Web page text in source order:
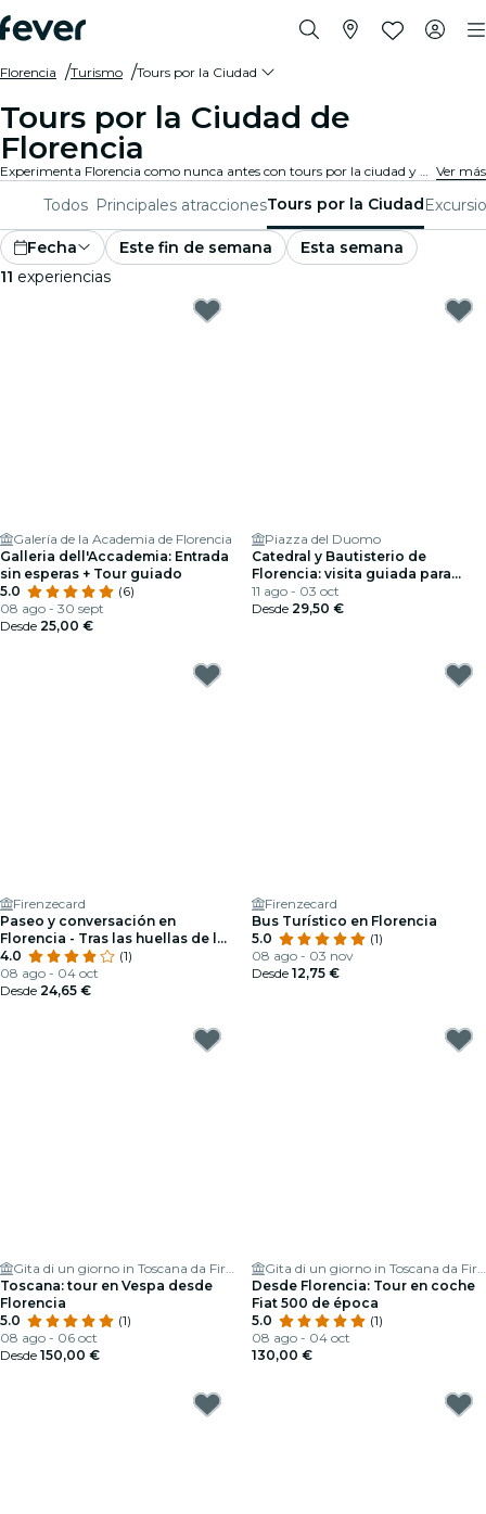
Florencia Turismo Tours por la Ciudad
Tours por la Ciudad de
Florencia
Experimenta Florencia como nunca antes con tours por la ciudad y paquetes turísticos. Mientras exploras los famosos monumentos, gemas escondidas y puntos de interés locales de Florencia, descubrirás las historias que dan vida a la ciudad. Ver más
Todos Principales atraccionesTours por la Ciudad
Fecha Este fin de semana
Esta semana
11 experiencias
Galería de la Academia de Florencia
Galleria dell'Accademia: Entrada
sin esperas + Tour guiado
5.0
(6)
08 ago - 30 sept
Desde 25,00 €
Piazza del Duomo
Catedral y Bautisterio de
Florencia: visita guiada para
grupos pequeños
11 ago - 03 oct
Desde 29,50 €
Firenzecard
Paseo y conversación en
Florencia - Tras las huellas de los
Médici
4.0
(1)
08 ago - 04 oct
Desde 24,65 €
Firenzecard
Bus Turístico en Florencia
5.0
(1)
08 ago - 03 nov
Desde 12,75 €
Gita di un giorno in Toscana da Firenze
Toscana: tour en Vespa desde
Florencia
5.0
(1)
08 ago - 06 oct
Desde 150,00 €
Gita di un giorno in Toscana da Firenze
Desde Florencia: Tour en coche
Fiat 500 de época
5.0
(1)
08 ago - 04 oct
130,00 €